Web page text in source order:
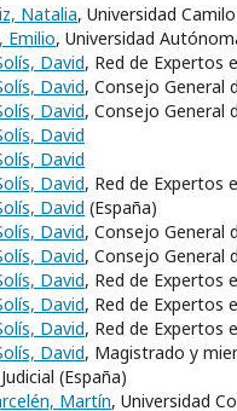
Natalia, Universidad
Emilio, Universidad
David, Red de Expertos
David, Consejo General
David, Consejo General
David
David
David, Red de Expertos
David (España)
David, Consejo General
David, Consejo General
David, Red de Expertos
David, Red de Expertos
David, Red de Expertos
David, Magistrado y
(España)
Martín, Universidad